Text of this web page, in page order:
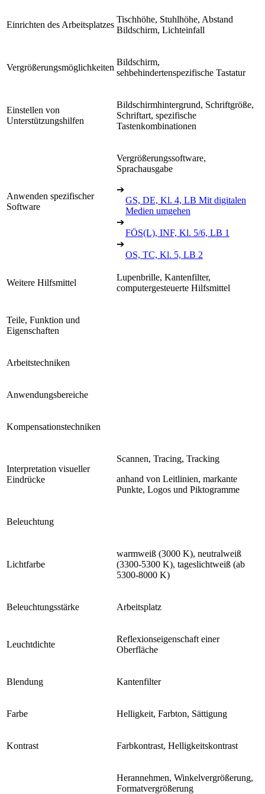
Einrichten des Arbeitsplatzes
Tischhöhe, Stuhlhöhe, Abstand
Bildschirm, Lichteinfall
Vergrößerungsmöglichkeiten
Bildschirm,
sehbehindertenspezifische Tastatur
Einstellen von
Unterstützungshilfen
Bildschirmhintergrund, Schriftgröße,
Schriftart, spezifische
Tastenkombinationen
Anwenden spezifischer
Software
Vergrößerungssoftware,
Sprachausgabe
➔
GS, DE, Kl. 4, LB Mit digitalen
Medien umgehen
➔
FÖS(L), INF, Kl. 5/6, LB 1
➔
OS, TC, Kl. 5, LB 2
Weitere Hilfsmittel
Lupenbrille, Kantenfilter,
computergesteuerte Hilfsmittel
Teile, Funktion und
Eigenschaften
Arbeitstechniken
Anwendungsbereiche
Kompensationstechniken
Interpretation visueller
Eindrücke
Scannen, Tracing, Tracking
anhand von Leitlinien, markante
Punkte, Logos und Piktogramme
Beleuchtung
Lichtfarbe
warmweiß (3000 K), neutralweiß
(3300-5300 K), tageslichtweiß (ab
5300-8000 K)
Beleuchtungsstärke Arbeitsplatz
Leuchtdichte
Reflexionseigenschaft einer
Oberfläche
Blendung Kantenfilter
Farbe Helligkeit, Farbton, Sättigung
Kontrast Farbkontrast, Helligkeitskontrast
Herannehmen, Winkelvergrößerung,
Formatvergrößerung